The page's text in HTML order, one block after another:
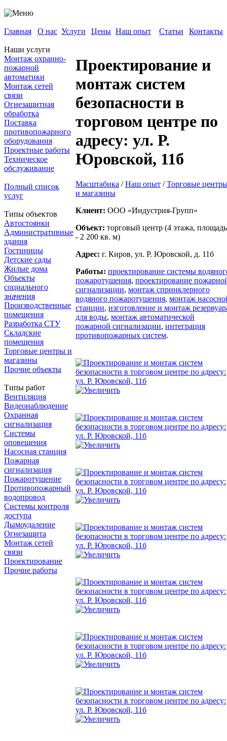
Главная О нас Услуги Цены Наш опыт Статьи Контакты
Наши услуги
Монтаж охранно-
пожарной
автоматики
Монтаж сетей
связи
Огнезащитная
обработка
Поставка
противопожарного
оборудования
Проектные работы
Техническое
обслуживание
Полный список
услуг
Типы объектов
Автостоянки
Административные
здания
Гостиницы
Детские сады
Жилые дома
Объекты
социального
значения
Производственные
помещения
Разработка СТУ
Складские
помещения
Торговые центры и
магазины
Прочие объекты
Типы работ
Вентиляция
Видеонаблюдение
Охранная
сигнализация
Системы
оповещения
Насосная станция
Пожарная
сигнализация
Пожаротушение
Противопожарный
водопровод
Системы контроля
доступа
Дымоудаление
Огнезащита
Монтаж сетей
связи
Проектирование
Прочие работы
Проектирование и
монтаж систем
безопасности в
торговом центре по
адресу: ул. Р.
Юровской, 11б
Масштабика / Наш опыт / Торговые
и магазины
Клиент: ООО «Индустрия-Групп»
Объект: торговый центр (4 этажа, площадь
- 2 200 кв. м)
Адрес: г. Киров, ул. Р. Юровской, д. 11б
Работы: проектирование системы
пожаротушения, проектирование
сигнализации, монтаж спринклерного
водяного пожаротушения, монтаж
станции, изготовление и монтаж
для воды, монтаж автоматической
пожарной сигнализации, интеграция
противопожарных систем.